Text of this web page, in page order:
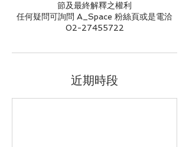
節及最終解釋之權利
任何疑問可詢問 A_Space 粉絲頁或是電洽
02-27455722
近期時段